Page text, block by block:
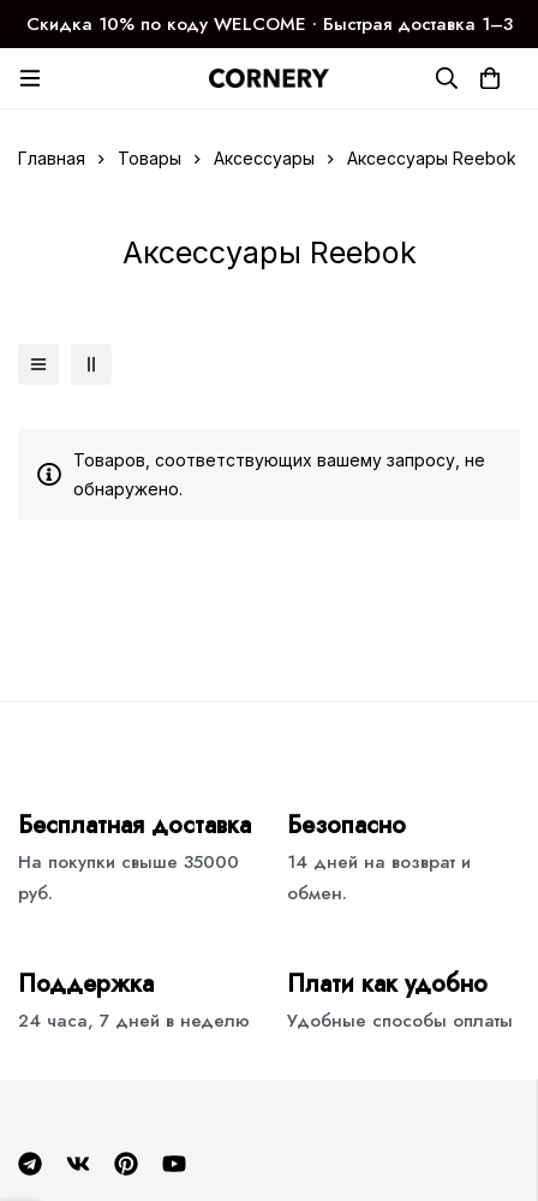
Скидка 10% по коду WELCOME ∙ Быстрая доставка 1–3
дня
Главная Товары Аксессуары Аксессуары Reebok
Аксессуары Reebok
Товаров, соответствующих вашему запросу, не
обнаружено.
Бесплатная доставка
На покупки свыше 35000
руб.
Безопасно
14 дней на возврат и
обмен.
Поддержка
24 часа, 7 дней в неделю
Плати как удобно
Удобные способы оплаты